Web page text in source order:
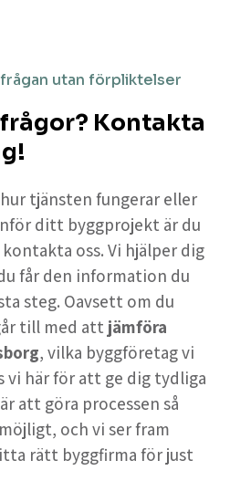
utan förpliktelser
Kontakta
tjänsten fungerar eller
ditt byggprojekt är du
oss. Vi hjälper dig
får den information du
steg. Oavsett om du
till med att jämföra
, vilka byggföretag vi
vi här för att ge dig tydliga
att göra processen så
och vi ser fram
rätt byggfirma för just